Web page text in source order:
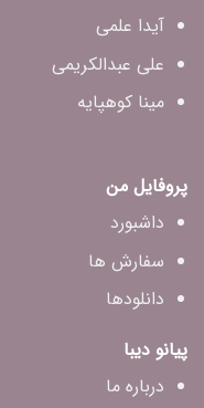
آیدا علمی
علی عبدالکریمی
مینا کوهپایه
پروفایل من
داشبورد
سفارش ها
دانلودها
پیانو دیبا
درباره ما